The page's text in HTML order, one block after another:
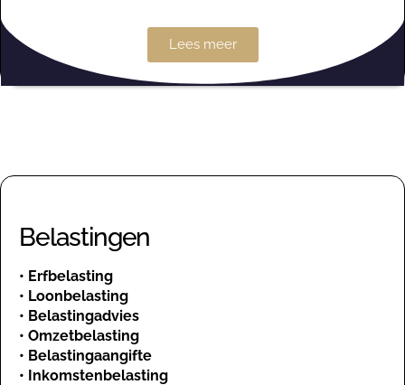
Lees meer
Belastingen
• Erfbelasting
• Loonbelasting
• Belastingadvies
• Omzetbelasting
• Belastingaangifte
• Inkomstenbelasting